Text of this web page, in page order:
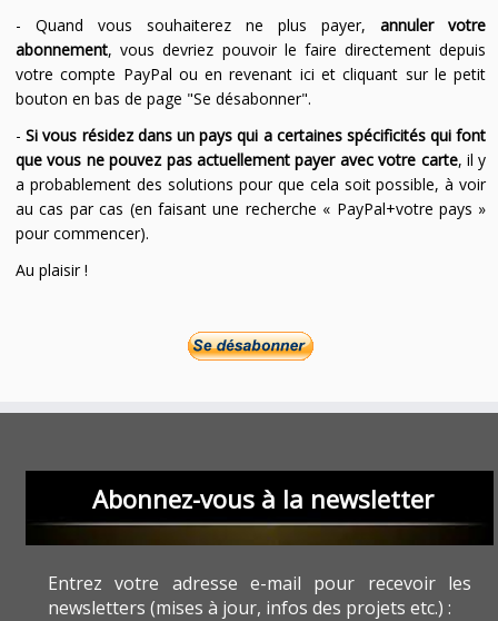
- Quand vous souhaiterez ne plus payer,annuler votre
abonnement, vous devriez pouvoir le faire directement depuis
votre compte PayPal ou en revenant ici et cliquant sur le petit
bouton en bas de page "Se désabonner".
-Si vous résidez dans un pays qui a certaines spécificités qui font
que vous ne pouvez pas actuellement payer avec votre carte, il y
a probablement des solutions pour que cela soit possible, à voir
au cas par cas (en faisant une recherche « PayPal+votre pays »
pour commencer).
Au plaisir !
Abonnez-vous à la newsletter
Entrez votre adresse e-mail pour recevoir les
newsletters (mises à jour, infos des projets etc.) :